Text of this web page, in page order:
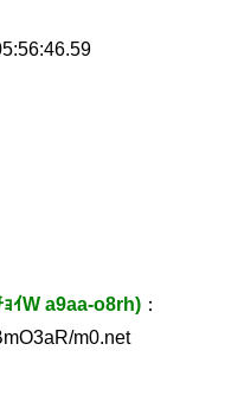
ｲW a9aa-o8rh) ：
m0.net